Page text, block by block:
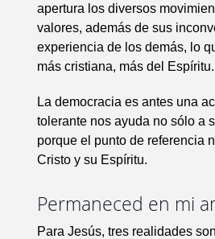
apertura los diversos
valores, además de sus
experiencia de los demás, lo
más cristiana, más del Espíritu.
La democracia es antes una
tolerante nos ayuda no sólo a
porque el punto de re­ferencia
Cristo y su Espíritu.
Permaneced en mi
Para Jesús, tres realidades